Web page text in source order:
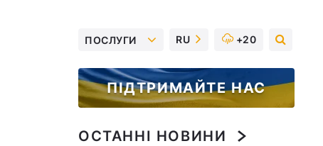
ПОСЛУГИ RU +20
ПІДТРИМАЙТЕ НАС
ОСТАННІ НОВИНИ